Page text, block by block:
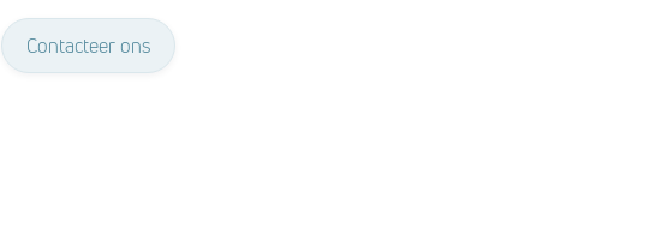
Contacteer ons